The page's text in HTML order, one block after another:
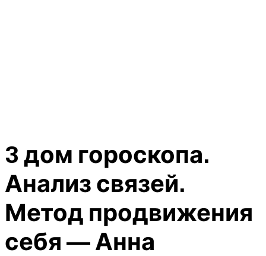
3 дом гороскопа.
Анализ связей.
Метод продвижения
себя — Анна